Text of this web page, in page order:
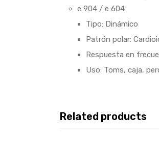
e 904 / e 604:
Tipo: Dinámico
Patrón polar:
Respuesta en
Uso: Toms, caja,
Related products